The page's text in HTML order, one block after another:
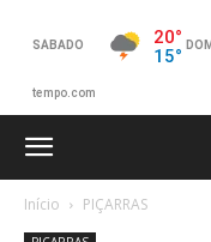
Início PIÇARRAS